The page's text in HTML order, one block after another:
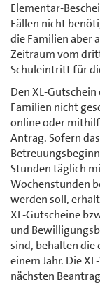
Elementar-
Fällen nicht
die Familien aber
Zeitraum vom
Schuleintritt für
Den XL-
Familien nicht
online oder
Antrag. Sofern
Stunden täglich
Wochenstunden
werden soll,
XL-Gutscheine
und
sind, behalten
einem Jahr. Die
nächsten